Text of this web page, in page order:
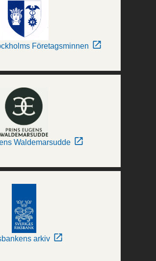
Företagsminnen
Waldemarsudde
arkiv